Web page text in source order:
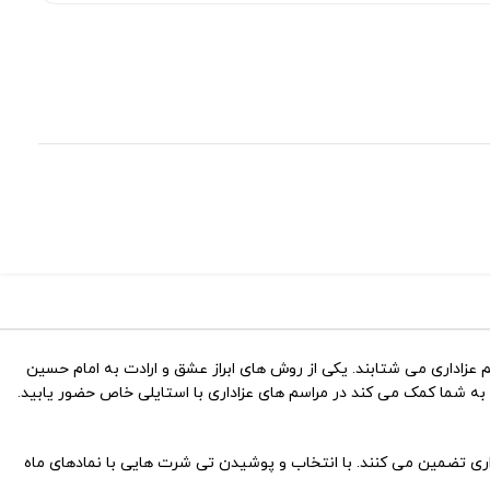
می شتابند. یکی از روش های ابراز عشق و ارادت به امام حسین
کمک می کند در مراسم های عزاداری با استایلی خاص حضور یابید.
تضمین می کنند. با انتخاب و پوشیدن تی شرت هایی با نمادهای ماه